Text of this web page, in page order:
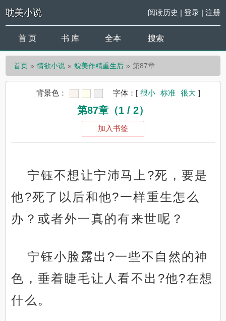
耽美小说 阅读历史 | 登录| 注册
首 页 书 库 全本 搜索
首页 情欲小说 貌美作精重生后 第87章
背景色： 字体： [ 很小 标准 很大 ]
第87章（1 / 2）
加入书签
宁钰不想让宁沛马上?死，要是
他?死了以后和他?一样重生怎么
办？或者外一真的有来世呢？
宁钰小脸露出?一些不自然的神
色，垂着睫毛让人看不出?他?在想
什么。